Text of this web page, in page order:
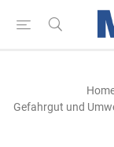
Gefahrgut und